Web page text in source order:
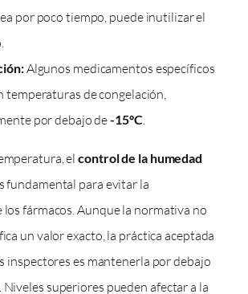
por poco tiempo, puede inutilizar el
Algunos medicamentos específicos
temperaturas de congelación,
por debajo de-15ºC.
elcontrol de la humedad
fundamental para evitar la
los fármacos. Aunque la normativa no
un valor exacto, la práctica aceptada
inspectores es mantenerla por debajo
Niveles superiores pueden afectar a la